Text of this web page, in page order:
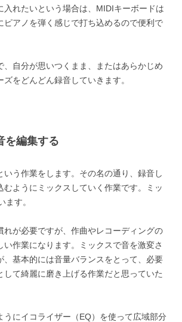
入れたいという場合は、MIDIキーボードは
ピアノを弾く感じで打ち込めるので便利で
、自分が思いつくまま、またはあらかじめ
をどんどん録音していきます。
編集する
いう作業をします。その名の通り、録音し
むようにミックスしていく作業です。ミッ
ます。
れが必要ですが、作曲やレコーディングの
い作業になります。ミックスで音を激変さ
、基本的には音量バランスをとって、必要
して綺麗に磨き上げる作業だと思っていた
うにイコライザー（EQ）を使って広域部分